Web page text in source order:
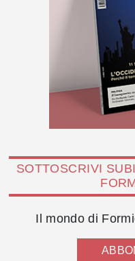
SOTTOSCRIVI
Il mondo di